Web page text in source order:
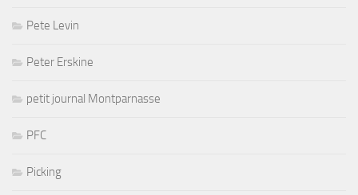
Pete Levin
Peter Erskine
petit journal Montparnasse
PFC
Picking